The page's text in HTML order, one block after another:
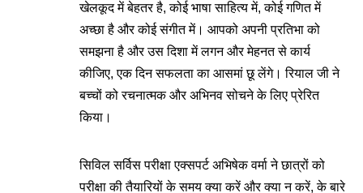
खेलकूद में बेहतर है, कोई भाषा साहित्य में, कोई गणित में
अच्छा है और कोई संगीत में। आपको अपनी प्रतिभा को
समझना है और उस दिशा में लगन और मेहनत से कार्य
कीजिए, एक दिन सफलता का आसमां छू लेंगे। रियाल जी ने
बच्चों को रचनात्मक और अभिनव सोचने के लिए प्रेरित
किया।
सिविल सर्विस परीक्षा एक्सपर्ट अभिषेक वर्मा ने छात्रों को
परीक्षा की तैयारियों के समय क्या करें और क्या न करें, के बारे